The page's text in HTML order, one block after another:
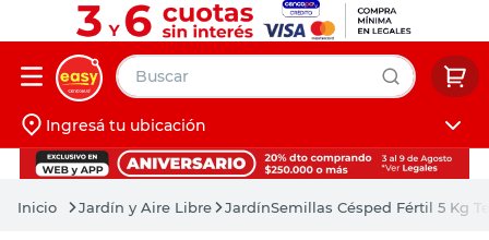
Buscar
Iniciá sesión
Ingresá tu ubicación
Jardín y Aire Libre JardínSemillas Césped Fértil 5 Kg
muebles
pintura
escritorio